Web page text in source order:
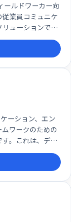
ールドワーカー向
業員コミュニケ
ューションで
ーション、エン
ワークのための
。これは、デス
る業界（ヘルス
など）でデジタ
います。